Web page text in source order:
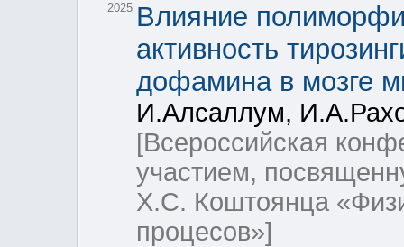
2025 Влияние
активность
дофамина в мозге
И.Алсаллум,
[Всероссийская
участием,
Х.С. Коштоянца
процесов»]